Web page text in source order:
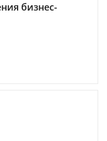
бизнес-